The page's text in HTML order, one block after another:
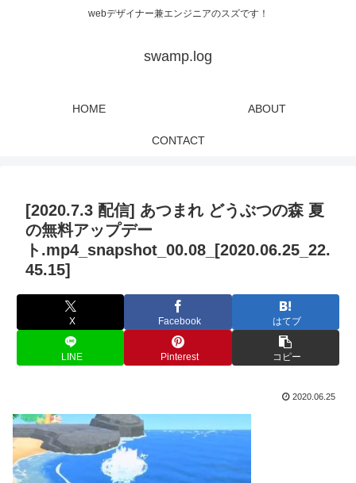
webデザイナー兼エンジニアのスズです！
swamp.log
HOME ABOUT
CONTACT
[2020.7.3 配信] あつまれ どうぶつの森 夏
の無料アップデー
ト.mp4_snapshot_00.08_[2020.06.25_22.
45.15]
X Facebook はてブ
LINE Pinterest コピー
2020.06.25